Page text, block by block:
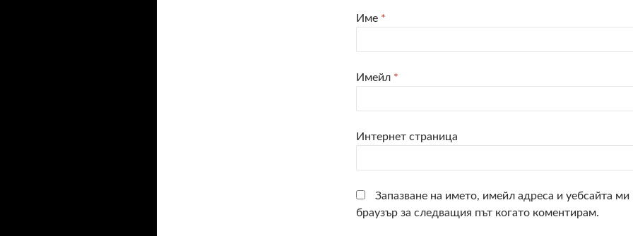
Име *
Имейл *
Интернет страница
Запазване на името, имейл адреса и уебсайта ми
браузър за следващия път когато коментирам.